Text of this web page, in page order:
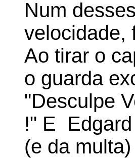
Num
velocidade,
Ao tirar o
o guarda
"Desculpe
!" E
(e da multa)